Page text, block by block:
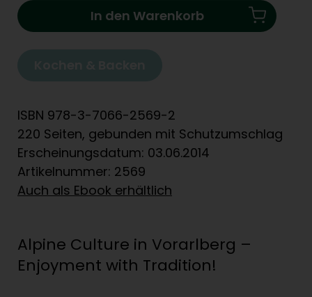
In den Warenkorb
ISBN 978-3-7066-2569-2
220 Seiten, gebunden mit Schutzumschlag
Erscheinungsdatum: 03.06.2014
Artikelnummer: 2569
Auch als Ebook erhältlich
Alpine Culture in Vorarlberg –
Enjoyment with Tradition!